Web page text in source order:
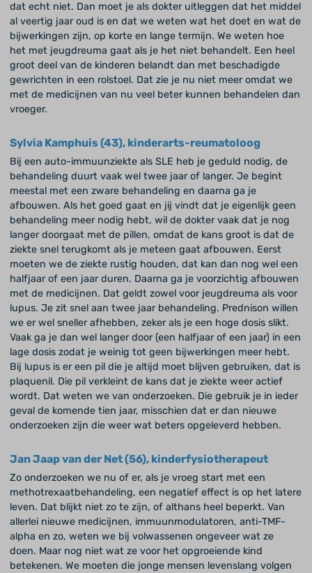
dat echt niet. Dan moet je als dokter uitleggen dat het middel
al veertig jaar oud is en dat we weten wat het doet en wat de
bijwerkingen zijn, op korte en lange termijn. We weten hoe
het met jeugdreuma gaat als je het niet behandelt. Een heel
groot deel van de kinderen belandt dan met beschadigde
gewrichten in een rolstoel. Dat zie je nu niet meer omdat we
met de medicijnen van nu veel beter kunnen behandelen dan
vroeger.
Sylvia Kamphuis (43), kinderarts-reumatoloog
Bij een auto-immuunziekte als SLE heb je geduld nodig, de
behandeling duurt vaak wel twee jaar of langer. Je begint
meestal met een zware behandeling en daarna ga je
afbouwen. Als het goed gaat en jij vindt dat je eigenlijk geen
behandeling meer nodig hebt, wil de dokter vaak dat je nog
langer doorgaat met de pillen, omdat de kans groot is dat de
ziekte snel terugkomt als je meteen gaat afbouwen. Eerst
moeten we de ziekte rustig houden, dat kan dan nog wel een
halfjaar of een jaar duren. Daarna ga je voorzichtig afbouwen
met de medicijnen. Dat geldt zowel voor jeugdreuma als voor
lupus. Je zit snel aan twee jaar behandeling. Prednison willen
we er wel sneller afhebben, zeker als je een hoge dosis slikt.
Vaak ga je dan wel langer door (een halfjaar of een jaar) in een
lage dosis zodat je weinig tot geen bijwerkingen meer hebt.
Bij lupus is er een pil die je altijd moet blijven gebruiken, dat is
plaquenil. Die pil verkleint de kans dat je ziekte weer actief
wordt. Dat weten we van onderzoeken. Die gebruik je in ieder
geval de komende tien jaar, misschien dat er dan nieuwe
onderzoeken zijn die weer wat beters opgeleverd hebben.
Jan Jaap van der Net (56), kinderfysiotherapeut
Zo onderzoeken we nu of er, als je vroeg start met een
methotrexaatbehandeling, een negatief effect is op het latere
leven. Dat blijkt niet zo te zijn, of althans heel beperkt. Van
allerlei nieuwe medicijnen, immuunmodulatoren, anti-TMF-
alpha en zo, weten we bij volwassenen ongeveer wat ze
doen. Maar nog niet wat ze voor het opgroeiende kind
betekenen. We moeten die jonge mensen levenslang volgen